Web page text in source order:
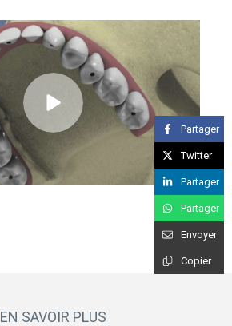
Partager
Twitter
Partager
Partager
Envoyer
Copier
EN SAVOIR PLUS